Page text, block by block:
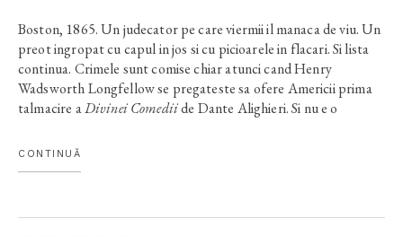
Boston, 1865. Un judecator pe care viermii il manaca de viu. Un
preot ingropat cu capul in jos si cu picioarele in flacari. Si lista
continua. Crimele sunt comise chiar atunci cand Henry
Wadsworth Longfellow se pregateste sa ofere Americii prima
talmacire aDivinei Comediide Dante Alighieri. Si nu e o
poet toscan. Politia e neputincioasa. Presa cere un vinovat.
Longfellow si prietenii sai -- Clubul Dante -- sunt obligati sa
CONTINUĂ